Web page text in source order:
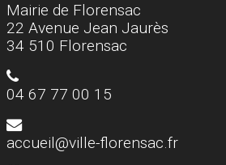
Mairie de Florensac
22 Avenue Jean Jaurès
34 510 Florensac
04 67 77 00 15
accueil@ville-florensac.fr